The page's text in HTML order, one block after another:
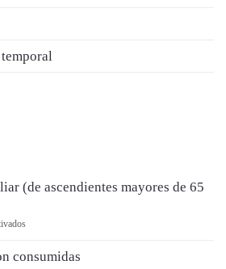
(de ascendientes mayores de 65
en
familiar
consumidas